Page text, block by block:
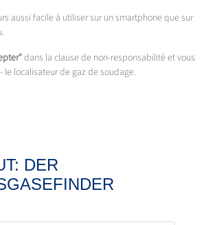
aussi facile à utiliser sur un smartphone que sur
dans la clause de non-responsabilité et vous
le localisateur de gaz de soudage.
DER